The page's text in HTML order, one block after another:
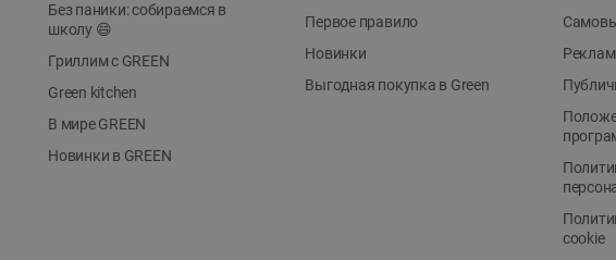
Без паники: собираемся в
школу 😄
Гриллим с GREEN
Green kitchen
В мире GREEN
Новинки в GREEN
Первое правило
Новинки
Выгодная покупка в Green
cookie